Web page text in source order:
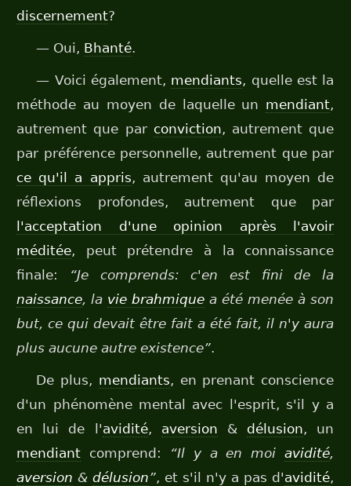
discernement?
— Oui, Bhanté.
— Voici également, mendiants, quelle est la
méthode au moyen de laquelle un mendiant,
autrement que par conviction, autrement que
par préférence personnelle, autrement que par
ce qu'il a appris, autrement qu'au moyen de
réflexions profondes, autrement que par
l'acceptation d'une opinion après l'avoir
méditée, peut prétendre à la connaissance
finale:
“Je comprends: c'en est fini de la
naissance, la vie brahmique a été menée à son
but, ce qui devait être fait a été fait, il n'y aura
plus aucune autre existence”.
De plus, mendiants, en prenant conscience
d'un phénomène mental avec l'esprit, s'il y a
en lui de l'avidité, aversion & délusion, un
mendiant comprend: “Il y a en moiavidité,
aversion &délusion”, et s'il n'y a pas d'avidité,